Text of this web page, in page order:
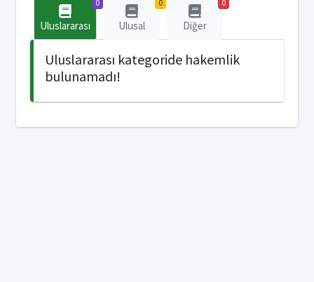
0
Uluslararası
0
Ulusal
0
Diğer
Uluslararası kategoride hakemlik
bulunamadı!